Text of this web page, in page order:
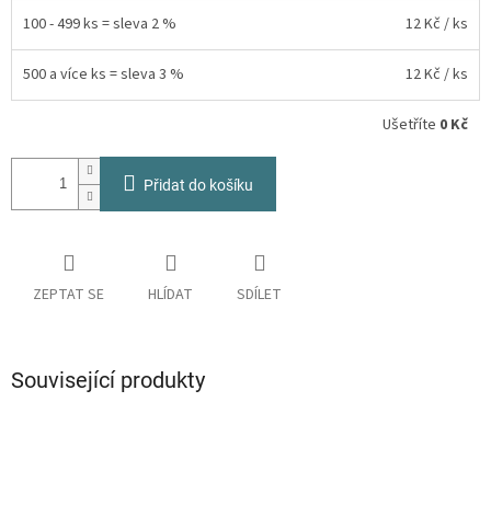
100 - 499 ks = sleva 2 % 12 Kč / ks
500 a více ks = sleva 3 % 12 Kč / ks
Ušetříte 0 Kč
Přidat do košíku
ZEPTAT SE HLÍDAT SDÍLET
Související produkty